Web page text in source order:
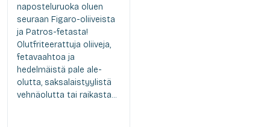
naposteluruoka oluen
seuraan Figaro-oliiveista
ja Patros-fetasta!
Olutfriteerattuja oliiveja,
fetavaahtoa ja
hedelmäistä pale ale-
olutta, saksalaistyylistä
vehnäolutta tai raikasta...